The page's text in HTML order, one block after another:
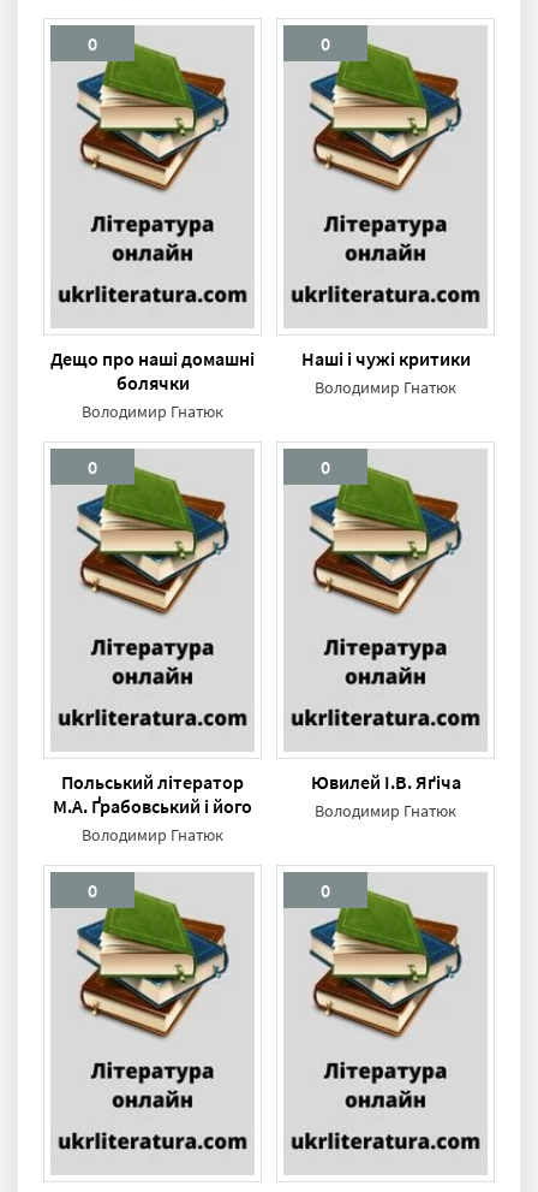
0
Дещо про наші домашні
болячки
Володимир Гнатюк
0
Наші і чужі критики
Володимир Гнатюк
0
Польський літератор
М.А. Ґрабовський і його
приятелювання з П.О.
Володимир Гнатюк
0
Ювилей І.В. Яґіча
Володимир Гнатюк
0 0